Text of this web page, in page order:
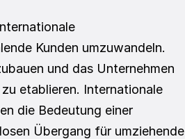
Kunden umzuwandeln.
und das Unternehmen
etablieren. Internationale
die Bedeutung einer
Übergang für umziehende